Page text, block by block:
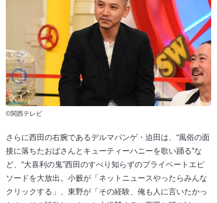
©関西テレビ
さらに西田の右腕であるデルマパンゲ・迫田は、“風俗の面
接に落ちたおばさんとキューティーハニーを歌い踊る”な
ど、“大喜利の鬼”西田のすべり知らずのプライベートエピ
ソードを大放出。小籔が「ネットニュースやったらみんな
クリックする」、東野が「その経験、俺も人に言いたかっ